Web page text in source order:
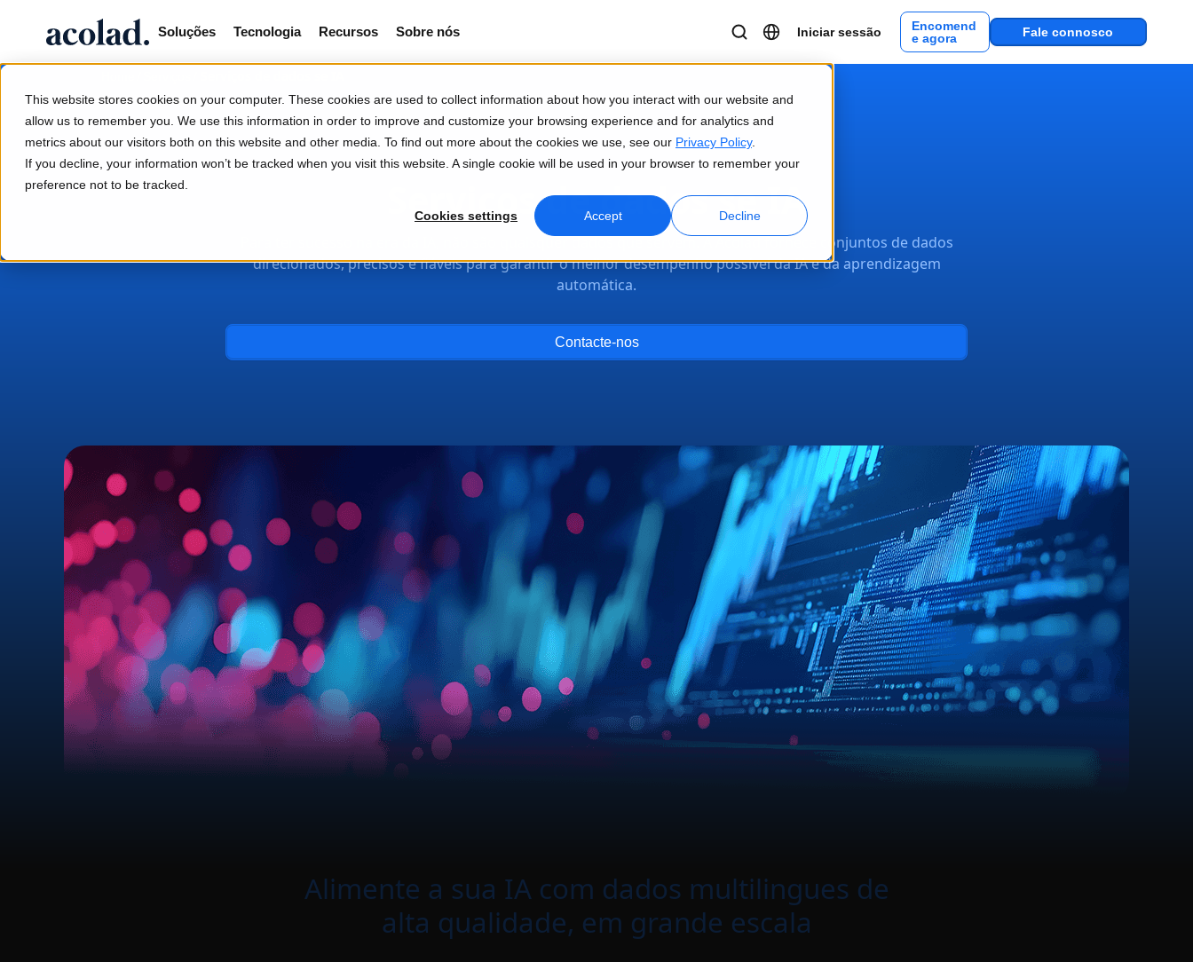
This website stores cookies on your computer. These cookies are used to collect information about how you interact with our website and
allow us to remember you. We use this information in order to improve and customize your browsing experience and for analytics and
metrics about our visitors both on this website and other media. To find out more about the cookies we use, see our Privacy Policy.
If you decline, your information won’t be tracked when you visit this website. A single cookie will be used in your browser to remember your
preference not to be tracked.
Cookies settings Accept Decline
Soluções Tecnologia Recursos Sobre nós Iniciar sessão
Encomend
e agora
Fale connosco
Serviços de dados se IA
Para ter sucesso na era da IA, não são quaisquer dados que servem. A Acolad fornece conjuntos de dados
direcionados, precisos e fiáveis para garantir o melhor desempenho possível da IA e da aprendizagem
automática.
Contacte-nos
Alimente a sua IA com dados multilingues de
alta qualidade, em grande escala